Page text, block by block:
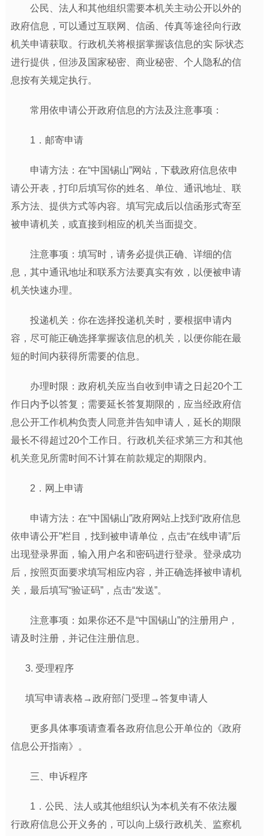
公民、法人和其他组织需要本机关主动公开以外的
政府信息，可以通过互联网、信函、传真等途径向行政
机关申请获取。行政机关将根据掌握该信息的实 际状态
进行提供，但涉及国家秘密、商业秘密、个人隐私的信
息按有关规定执行。
常用依申请公开政府信息的方法及注意事项：
1．邮寄申请
申请方法：在“中国锡山”网站，下载政府信息依申
请公开表，打印后填写你的姓名、单位、通讯地址、联
系方法、提供方式等内容。填写完成后以信函形式寄至
被申请机关，或直接到相应的机关当面提交。
注意事项：填写时，请务必提供正确、详细的信
息，其中通讯地址和联系方法要真实有效，以便被申请
机关快速办理。
投递机关：你在选择投递机关时，要根据申请内
容，尽可能正确选择掌握该信息的机关，以便你能在最
短的时间内获得所需要的信息。
办理时限：政府机关应当自收到申请之日起20个工
作日内予以答复；需要延长答复期限的，应当经政府信
息公开工作机构负责人同意并告知申请人，延长的期限
最长不得超过20个工作日。行政机关征求第三方和其他
机关意见所需时间不计算在前款规定的期限内。
2．网上申请
申请方法：在“中国锡山”政府网站上找到“政府信息
依申请公开”栏目，找到被申请单位，点击“在线申请”后
出现登录界面，输入用户名和密码进行登录。登录成功
后，按照页面要求填写相应内容，并正确选择被申请机
关，最后填写“验证码”，点击“发送”。
注意事项：如果你还不是“中国锡山”的注册用户，
请及时注册，并记住注册信息。
3. 受理程序
填写申请表格→政府部门受理→答复申请人
更多具体事项请查看各政府信息公开单位的《政府
信息公开指南》。
三、申诉程序
1．公民、法人或其他组织认为本机关有不依法履
行政府信息公开义务的，可以向上级行政机关、监察机